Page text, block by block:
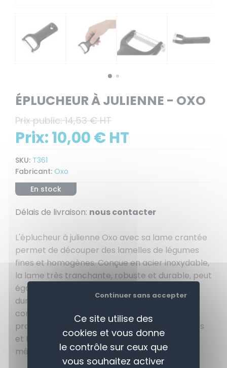
ÉPLUCHEUR À JULIENNE - OXO
Prix public: 14,53 € HT
Prix:10,00 € HT
SKU: T361
Fabricant: Oxo
En stock
Délais de livraison: nous contacter
L'éplucheur à julienne Oxo avec sa lame crantée
permet de découper des lamelles de légumes
fines et homogènes. Conçue en acier inoxydable,
la lame très tranchante, robuste et durable, peut
également découper en julienne des légumes
durs : carottes, pommes de terre, courgettes,
concombres... Le manche antidérapant est
pratique pour travailler avec les mains humides
et très ergonomique pour un confort maximal
même avec des gestes très répétitifs.
Ce site utilise des
cookies et vous donne
le contrôle sur ceux que
vous souhaitez activer
Continuer sans accepter